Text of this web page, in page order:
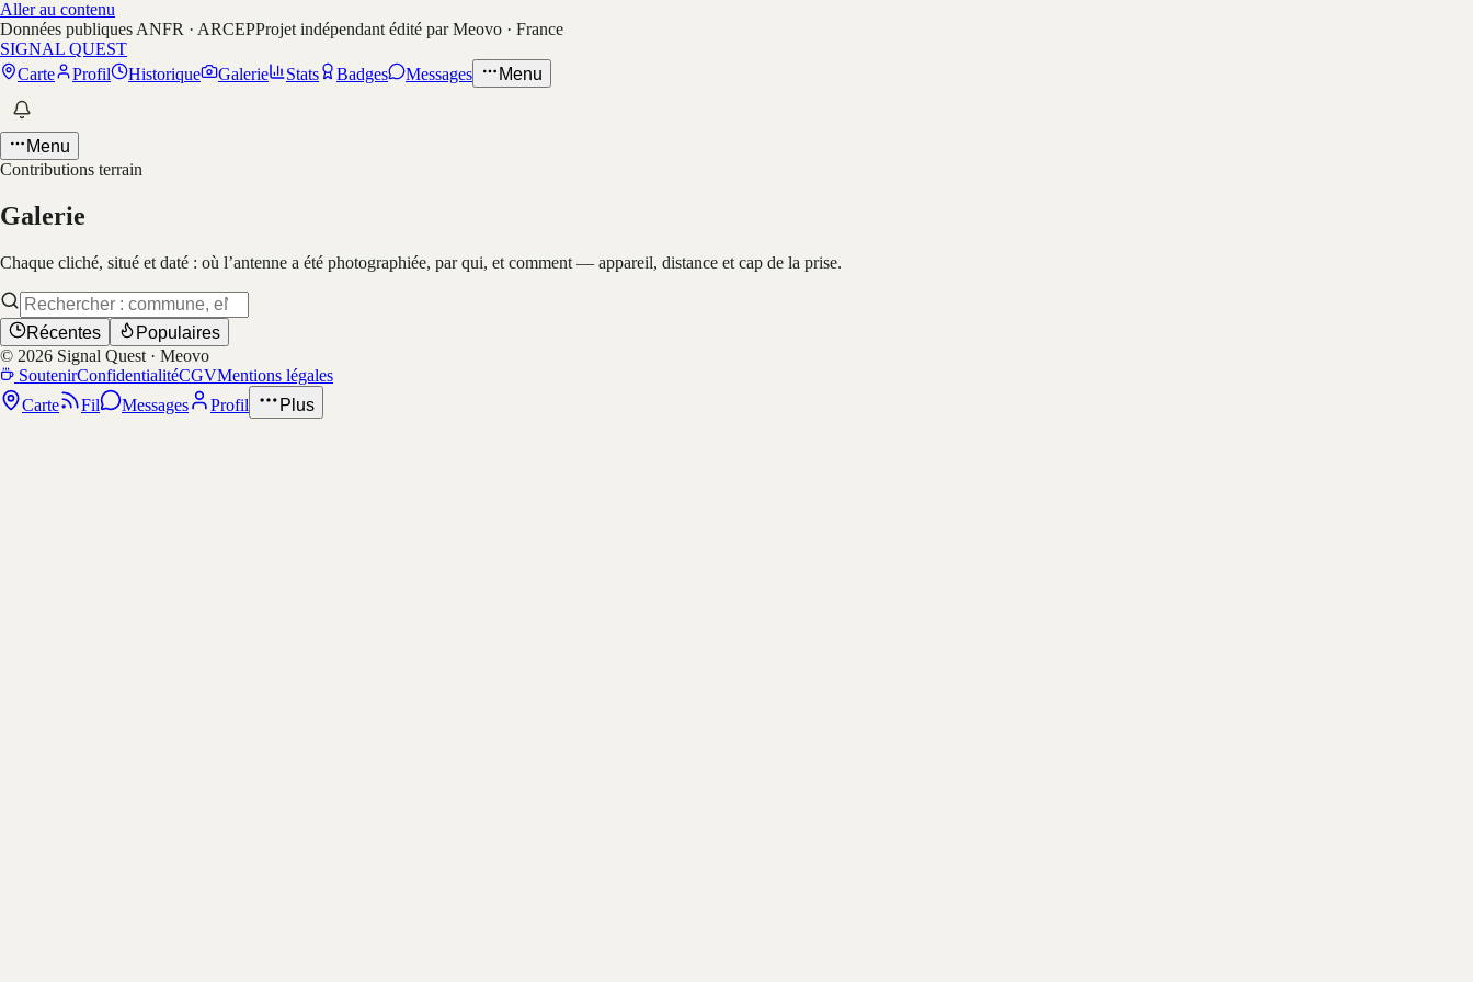
Aller au contenu
Données publiques ANFR · ARCEPProjet indépendant édité par Meovo · France
SIGNAL QUEST
Carte
Profil Historique Galerie Stats Badges Messages Menu
Menu
Contributions terrain
Galerie
Chaque cliché, situé et daté : où l’antenne a été photographiée, par qui, et comment — appareil, distance et cap de la prise.
Récentes
Populaires
© 2026 Signal Quest · Meovo
SoutenirConfidentialitéCGVMentions légales
Carte
Fil Messages Profil Plus